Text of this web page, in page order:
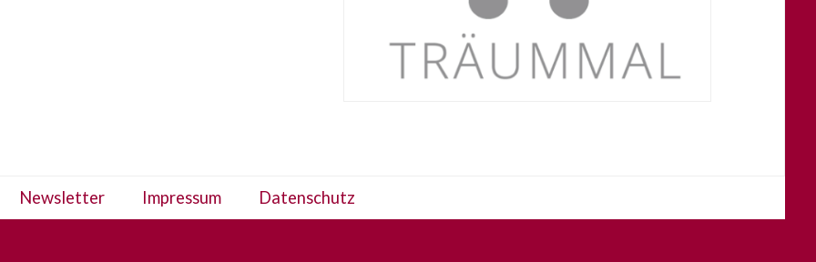
Newsletter Impressum Datenschutz